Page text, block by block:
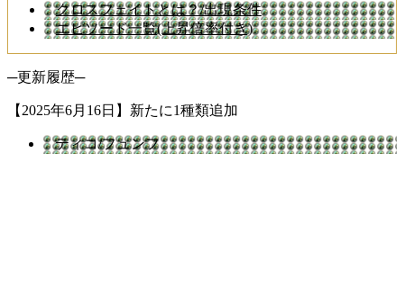
クロスフェイトとは？/出現条件
エピソード一覧(上昇倍率付き)
─更新履歴─
【2025年6月16日】新たに1種類追加
ティコ/フュンフ